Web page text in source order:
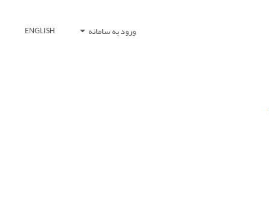
ورود به سامانه ENGLISH